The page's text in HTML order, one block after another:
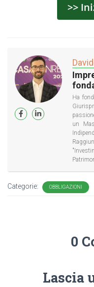
>>
Ha
un
Categorie: OBBLIGAZIONI
0
Lascia